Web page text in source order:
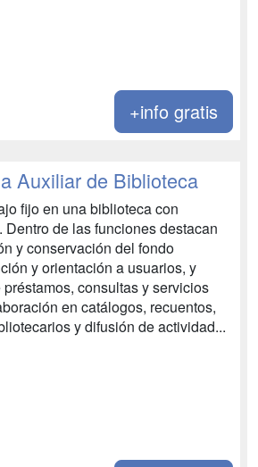
+info gratis
Auxiliar de Biblioteca
fijo en una biblioteca con
Dentro de las funciones destacan
y conservación del fondo
y orientación a usuarios, y
consultas y servicios
en catálogos, recuentos,
y difusión de actividad...